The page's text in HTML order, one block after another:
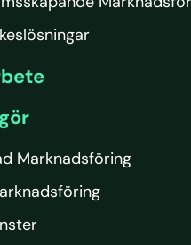
Marknadsföring